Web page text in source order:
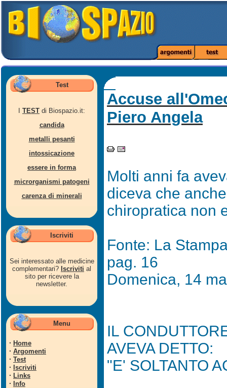
Test
TEST di Biospazio.it:
candida
metalli pesanti
intossicazione
essere in forma
microrganismi patogeni
carenza di minerali
Iscriviti
Sei interessato alle medicine
complementari? Iscriviti al
sito per ricevere la
newsletter.
Menu
· Home
· Argomenti
· Test
· Iscriviti
· Links
· Info
Accuse
Piero Angela
Molti anni fa
diceva che
chiropratica non
Fonte: La
pag. 16
Domenica, 14
IL
AVEVA DETTO:
"E' SOLTANTO